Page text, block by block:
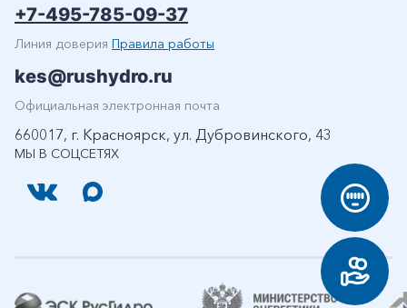
МЫ В СОЦСЕТЯХ
+7-495-785-09-37
Линия доверия Правила работы
kes@rushydro.ru
Официальная электронная почта
660017, г. Красноярск, ул. Дубровинского, 43